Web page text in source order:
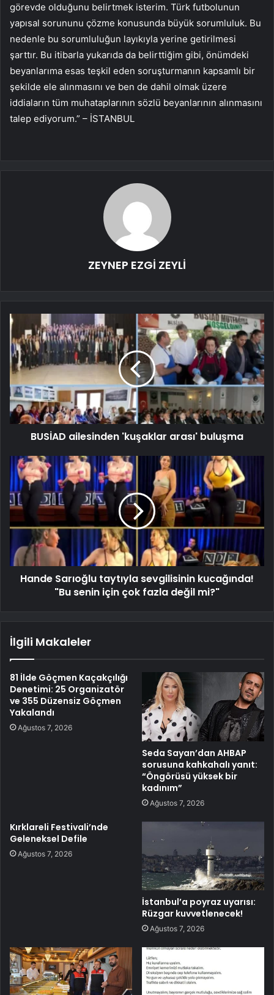
görevde olduğunu belirtmek isterim. Türk futbolunun
yapısal sorununu çözme konusunda büyük sorumluluk. Bu
nedenle bu sorumluluğun layıkıyla yerine getirilmesi
şarttır. Bu itibarla yukarıda da belirttiğim gibi, önümdeki
beyanlarıma esas teşkil eden soruşturmanın kapsamlı bir
şekilde ele alınmasını ve ben de dahil olmak üzere
iddiaların tüm muhataplarının sözlü beyanlarının alınmasını
talep ediyorum.” – İSTANBUL
ZEYNEP EZGİ ZEYLİ
BUSİAD ailesinden 'kuşaklar arası' buluşma
Hande Sarıoğlu taytıyla sevgilisinin kucağında!
"Bu senin için çok fazla değil mi?"
İlgili Makaleler
81 İlde Göçmen Kaçakçılığı
Denetimi: 25 Organizatör
ve 355 Düzensiz Göçmen
Yakalandı
Ağustos 7, 2026
Seda Sayan’dan AHBAP
sorusuna kahkahalı yanıt:
“Öngörüsü yüksek bir
kadınım”
Ağustos 7, 2026
Kırklareli Festivali’nde
Geleneksel Defile
Ağustos 7, 2026
İstanbul’a poyraz uyarısı:
Rüzgar kuvvetlenecek!
Ağustos 7, 2026